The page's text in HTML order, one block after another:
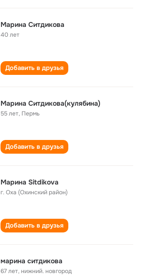
Марина Ситдикова
40 лет
Добавить в друзья
Марина Ситдикова(кулябина)
55 лет, Пермь
Добавить в друзья
Марина Sitdikova
г. Оха (Охинский район)
Добавить в друзья
марина ситдикова
67 лет,нижний. новгород